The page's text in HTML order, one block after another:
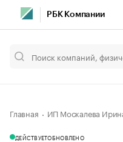
РБК Компании
Главная ИП Москалева
ДЕЙСТВУЕТОБНОВЛЕНО